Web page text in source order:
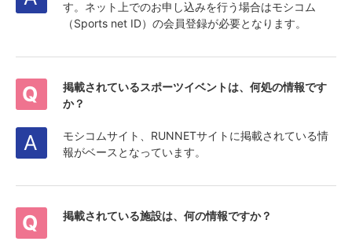
す。ネット上でのお申し込みを行う場合はモシコム
（Sports net ID）の会員登録が必要となります。
掲載されているスポーツイベントは、何処の情報です
か？
モシコムサイト、RUNNETサイトに掲載されている情
報がベースとなっています。
掲載されている施設は、何の情報ですか？